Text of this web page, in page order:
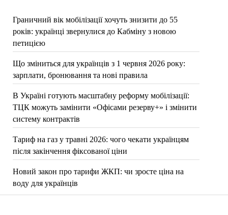
Граничний вік мобілізації хочуть знизити до 55
років: українці звернулися до Кабміну з новою
петицією
Що зміниться для українців з 1 червня 2026 року:
зарплати, бронювання та нові правила
В Україні готують масштабну реформу мобілізації:
ТЦК можуть замінити «Офісами резерву+» і змінити
систему контрактів
Тариф на газ у травні 2026: чого чекати українцям
після закінчення фіксованої ціни
Новий закон про тарифи ЖКП: чи зросте ціна на
воду для українців